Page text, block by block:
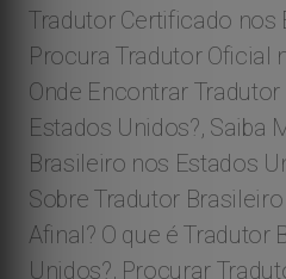
Tradutor Certificado nos
Procura Tradutor Oficial
Onde Encontrar
Estados Unidos?, Saiba
Brasileiro nos Estados
Sobre Tradutor
Afinal? O que é Tradutor
Unidos?, Procurar